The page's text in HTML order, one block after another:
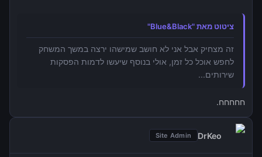
ציטוט מאת "Blue&Black"
זה מצחיק אבל אני לא חושב שמישהו ירצה במשך המשחק
לחפש אוכל כל זמן, אולי בנוסף שיעשו לדמות הפסקות
שירותים...
חחחחח.
DrKeo
Site Admin